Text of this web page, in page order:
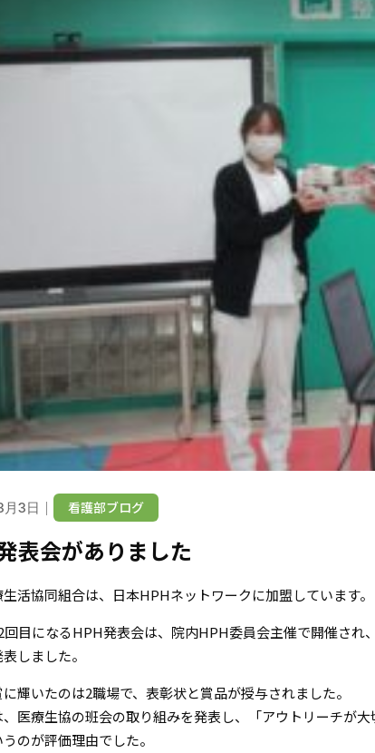
3日 ｜ 看護部ブログ
表会がありました
活協同組合は、日本HPHネットワークに加盟しています。
回目になるHPH発表会は、院内HPH委員会主催で開催され
しました。
輝いたのは2職場で、表彰状と賞品が授与されました。
医療生協の班会の取り組みを発表し、「アウトリーチが
のが評価理由でした。